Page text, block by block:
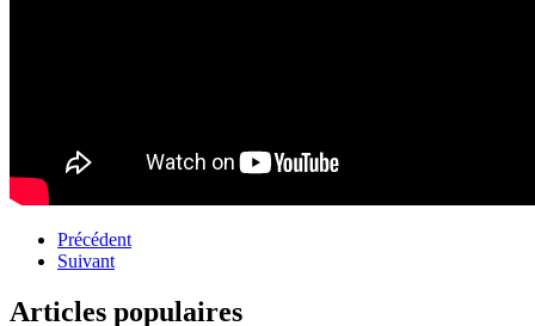
Précédent
Suivant
Articles populaires